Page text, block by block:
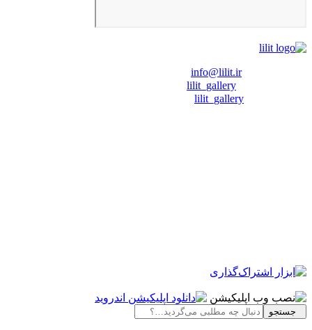
info@lilit.ir
lilit_gallery
lilit_gallery
جستجو